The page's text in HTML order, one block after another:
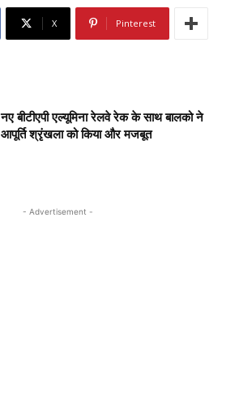
X Pinterest
नए बीटीएपी एल्यूमिना रेलवे रेक के साथ बालको ने
आपूर्ति श्रृंखला को किया और मजबूत
- Advertisement -